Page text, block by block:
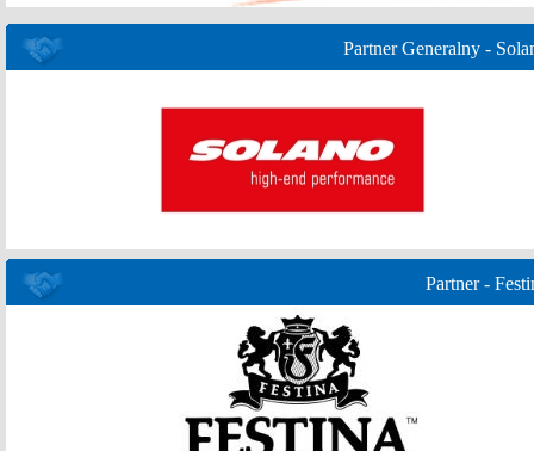
Partner Generalny -
Partner -